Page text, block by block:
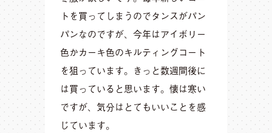
トを買ってしまうのでタンスがパン
パンなのですが、今年はアイボリー
色かカーキ色のキルティングコート
を狙っています。きっと数週間後に
は買っていると思います。懐は寒い
ですが、気分はとてもいいことを感
じています。